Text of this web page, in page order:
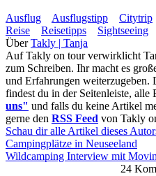
Ausflug Ausflugstipp Citytrip
Reise
Reisetipps Sightseeing
ÜberTakly | Tanja
Auf Takly on tour verwirklicht
zum Schreiben. Ihr macht es
und Erfahrungen weiterzugeben.
findest du in der Seitenleiste, alle
uns" und falls du keine Artikel
gerne den RSS Feed von Takly
Schau dir alle Artikel dieses
Campingplätze in Neuseeland
Wildcamping Interview mit
24